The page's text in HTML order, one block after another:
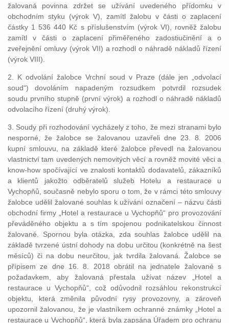
žalovaná povinna zdržet se užívání uvedeného přídomku v
obchodním styku (výrok V), zamítl žalobu v části o zaplacení
částky 1 536 440 Kč s příslušenstvím (výrok VI), rovněž žalobu
zamítl v části o zaplacení přiměřeného zadostiučinění a o
zveřejnění omluvy (výrok VII) a rozhodl o náhradě nákladů řízení
(výrok VIII).
2. K odvolání žalobce Vrchní soud v Praze (dále jen „odvolací
soud“) dovoláním napadeným rozsudkem potvrdil rozsudek
soudu prvního stupně (první výrok) a rozhodl o náhradě nákladů
odvolacího řízení (druhý výrok).
3. Soudy při rozhodování vycházely z toho, že mezi stranami bylo
nesporné, že žalobce se žalovanou uzavřeli dne 23. 8. 2006
kupní smlouvu, na základě které žalobce převedl na žalovanou
vlastnictví tam uvedených nemovitých věcí a rovněž movité věci a
know-how spočívající ve znalosti kontaktů dodavatelů, zákazníků
a klientů jakožto odběratelů služeb Hotelu a restaurace u
Vychopňů, současně nebylo sporu o tom, že v rámci této smlouvy
žalobce udělil žalované souhlas k užívání označení – názvu části
obchodní firmy „Hotel a restaurace u Vychopňů“ pro provozování
převáděného objektu a s tím spojenou podnikatelskou činnost
žalované. Spornou byla otázka, zda souhlas žalobce udělil na
základě tvrzené ústní dohody na dobu určitou (konkrétně na šest
měsíců) či na dobu neurčitou, jak tvrdila žalovaná. Žalobce se
přípisem ze dne 16. 8. 2018 obrátil na jednatele žalované s
požadavkem, aby žalovaná přestala užívat název „Hotel a
restaurace u Vychopňů“, což odůvodnil rozsáhlou rekonstrukcí
objektu, která změnila původní rysy provozovny, a zároveň
upozornil žalovanou, že je vlastníkem ochranné známky „Hotel a
restaurace u Vychopňů“, která byla zapsána Úřadem pro ochranu